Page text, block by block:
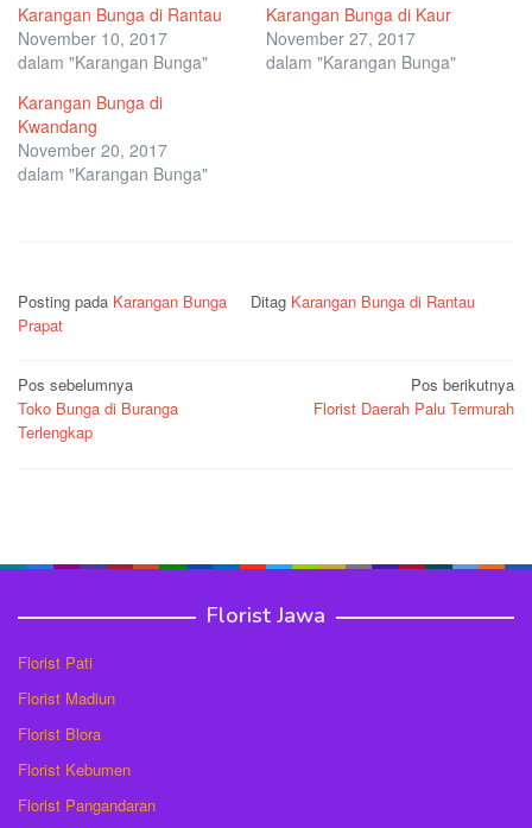
Karangan Bunga di Rantau
November 10, 2017
dalam "Karangan Bunga"
Karangan Bunga di Kaur
November 27, 2017
dalam "Karangan Bunga"
Karangan Bunga di
Kwandang
November 20, 2017
dalam "Karangan Bunga"
Posting pada Karangan Bunga Ditag Karangan Bunga di Rantau
Prapat
Navigasi
pos
Pos sebelumnya
Toko Bunga di Buranga
Terlengkap
Pos berikutnya
Florist Daerah Palu Termurah
Florist Jawa
Florist Pati
Florist Madiun
Florist Blora
Florist Kebumen
Florist Pangandaran